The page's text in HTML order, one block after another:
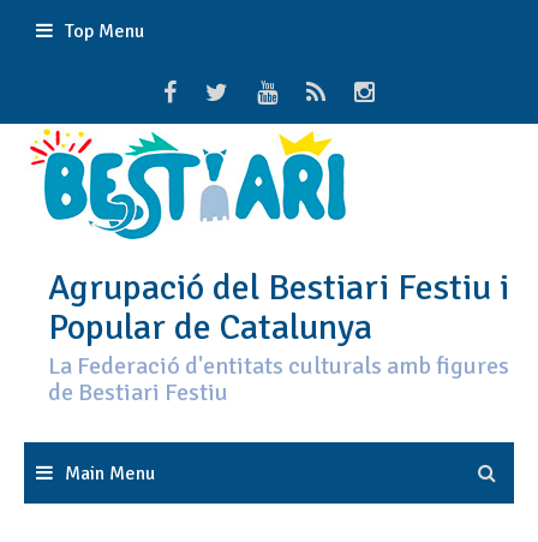
Top Menu
Agrupació del Bestiari Festiu i
Popular de Catalunya
La Federació d'entitats culturals amb figures
de Bestiari Festiu
Main Menu